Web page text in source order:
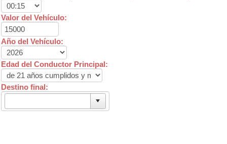
Valor del Vehículo:
Año del Vehículo:
Edad del Conductor Principal:
Destino final: